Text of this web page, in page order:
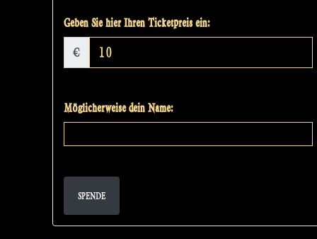
Geben Sie hier Ihren Ticketpreis ein:
€
Möglicherweise dein Name:
SPENDE